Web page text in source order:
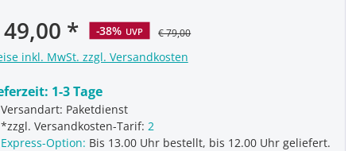
-38% UVP € 79,00
inkl. MwSt. zzgl. Versandkosten
1-3 Tage
Versandart: Paketdienst
*zzgl. Versandkosten-Tarif:2
Express-Option: Bis 13.00 Uhr bestellt, bis 12.00 Uhr geliefert.